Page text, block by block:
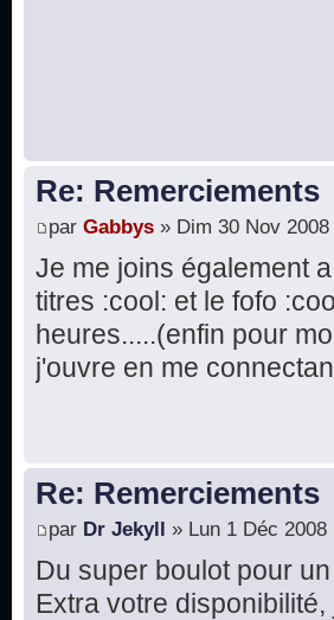
Re: Remerciements
par Gabbys » Dim 30 Nov 2008
Je me joins également
titres :cool: et le fofo
heures.....(enfin pour
j'ouvre en me
Re: Remerciements
par Dr Jekyll » Lun 1 Déc 2008
Du super boulot pour
Extra votre